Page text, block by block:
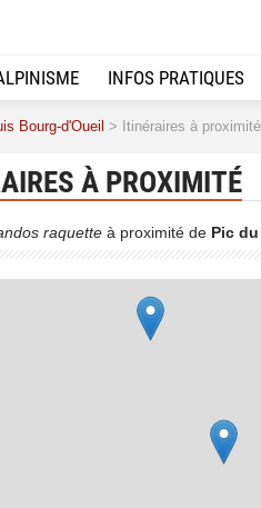
INFOS PRATIQUES
Bourg-d'Oueil > Itinéraires à proximité
À PROXIMITÉ
raquette à proximité de Pic